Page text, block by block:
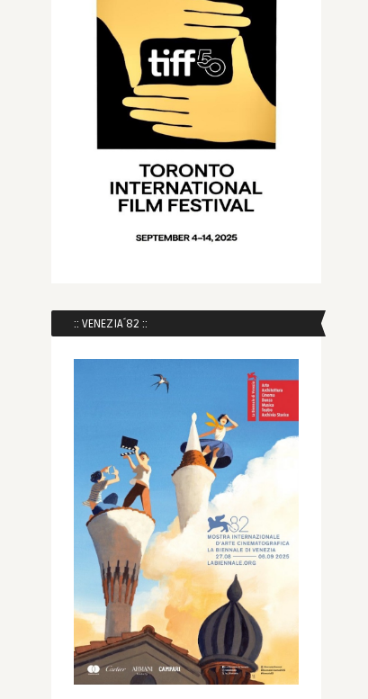
:: VENEZIA´82 ::